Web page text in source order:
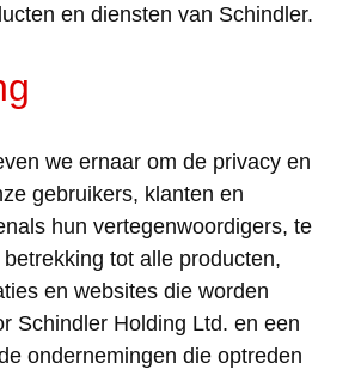
en diensten van Schindler.
we ernaar om de privacy en
gebruikers, klanten en
hun vertegenwoordigers, te
betrekking tot alle producten,
en websites die worden
Schindler Holding Ltd. en een
ondernemingen die optreden